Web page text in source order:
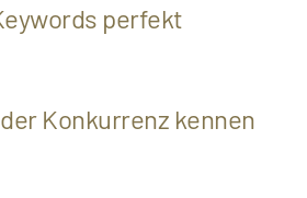
perfekt
Konkurrenz kennen